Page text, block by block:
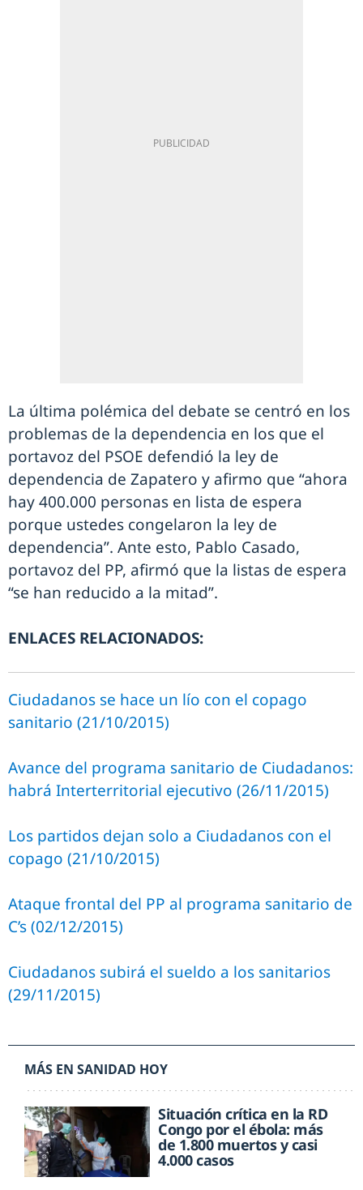
La última polémica del debate se centró en los
problemas de la dependencia en los que el
portavoz del PSOE defendió la ley de
dependencia de Zapatero y afirmo que “ahora
hay 400.000 personas en lista de espera
porque ustedes congelaron la ley de
dependencia”. Ante esto, Pablo Casado,
portavoz del PP, afirmó que la listas de espera
“se han reducido a la mitad”.
ENLACES RELACIONADOS:
Ciudadanos se hace un lío con el copago
sanitario (21/10/2015)
Avance del programa sanitario de Ciudadanos:
habrá Interterritorial ejecutivo (26/11/2015)
Los partidos dejan solo a Ciudadanos con el
copago (21/10/2015)
Ataque frontal del PP al programa sanitario de
C’s (02/12/2015)
Ciudadanos subirá el sueldo a los sanitarios
(29/11/2015)
MÁS EN SANIDAD HOY
Situación crítica en la RD
Congo por el ébola: más
de 1.800 muertos y casi
4.000 casos